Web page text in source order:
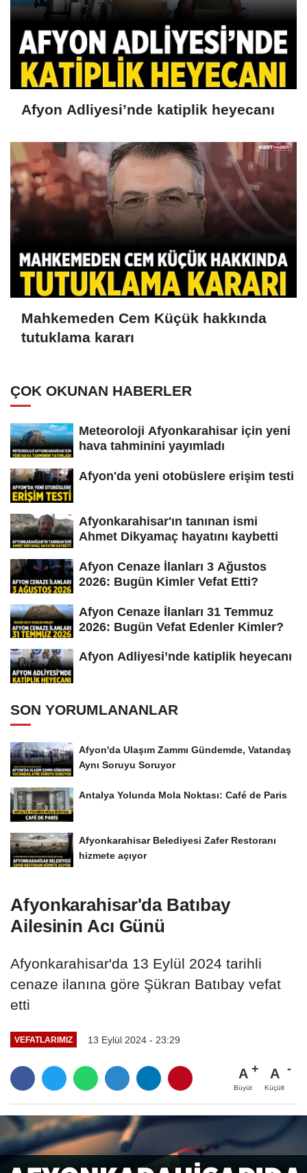
Afyon Adliyesi’nde katiplik heyecanı
Mahkemeden Cem Küçük hakkında
tutuklama kararı
ÇOK OKUNAN HABERLER
Meteoroloji Afyonkarahisar için yeni
hava tahminini yayımladı
Afyon'da yeni otobüslere erişim testi
Afyonkarahisar'ın tanınan ismi
Ahmet Dikyamaç hayatını kaybetti
Afyon Cenaze İlanları 3 Ağustos
2026: Bugün Kimler Vefat Etti?
Afyon Cenaze İlanları 31 Temmuz
2026: Bugün Vefat Edenler Kimler?
Afyon Adliyesi’nde katiplik heyecanı
SON YORUMLANANLAR
Afyon'da Ulaşım Zammı Gündemde, Vatandaş
Aynı Soruyu Soruyor
Antalya Yolunda Mola Noktası: Café de Paris
Afyonkarahisar Belediyesi Zafer Restoranı
hizmete açıyor
Afyonkarahisar'da Batıbay
Ailesinin Acı Günü
Afyonkarahisar'da 13 Eylül 2024 tarihli
cenaze ilanına göre Şükran Batıbay vefat
etti
VEFATLARIMIZ 13 Eylül 2024 - 23:29
A
Büyüt
A
Küçült